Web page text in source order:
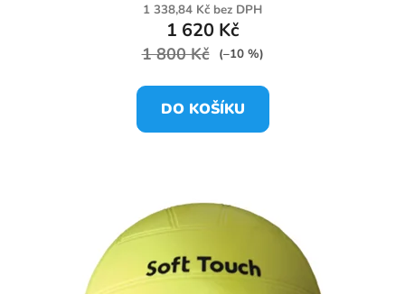
1 338,84 Kč bez DPH
1 620 Kč
1 800 Kč (–10 %)
DO KOŠÍKU